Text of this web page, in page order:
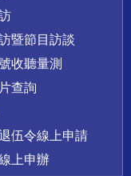
暨節目訪談
收聽量測
查詢
伍令線上申請
上申辦